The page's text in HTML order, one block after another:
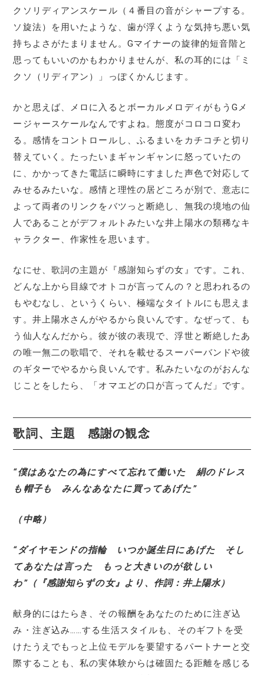
クソリディアンスケール（４番目の音がシャープする。
ソ旋法）を用いたような、歯が浮くような気持ち悪い気
持ちよさがたまりません。Gマイナーの旋律的短音階と
思ってもいいのかもわかりませんが、私の耳的には「ミ
クソ（リディアン）」っぽくかんじます。
かと思えば、メロに入るとボーカルメロディがもうGメ
ージャースケールなんですよね。態度がコロコロ変わ
る。感情をコントロールし、ふるまいをカチコチと切り
替えていく。たったいまギャンギャンに怒っていたの
に、かかってきた電話に瞬時にすました声色で対応して
みせるみたいな。感情と理性の居どころが別で、意志に
よって両者のリンクをバツっと断絶し、無我の境地の仙
人であることがデフォルトみたいな井上陽水の類稀なキ
ャラクター、作家性を思います。
なにせ、歌詞の主題が『感謝知らずの女』です。これ、
どんな上から目線でオトコが言ってんの？と思われるの
もやむなし、というくらい、極端なタイトルにも思えま
す。井上陽水さんがやるから良いんです。なぜって、も
う仙人なんだから。彼が彼の表現で、浮世と断絶したあ
の唯一無二の歌唱で、それを載せるスーパーバンドや彼
のギターでやるから良いんです。私みたいなのがおんな
じことをしたら、「オマエどの口が言ってんだ」です。
歌詞、主題 感謝の観念
“僕はあなたの為にすべて忘れて働いた 絹のドレス
も帽子も みんなあなたに買ってあげた”
（中略）
“ダイヤモンドの指輪 いつか誕生日にあげた そし
てあなたは言った もっと大きいのが欲しい
わ”（『感謝知らずの女』より、作詞：井上陽水）
献身的にはたらき、その報酬をあなたのために注ぎ込
み・注ぎ込み……する生活スタイルも、そのギフトを受
けたうえでもっと上位モデルを要望するパートナーと交
際することも、私の実体験からは確固たる距離を感じる